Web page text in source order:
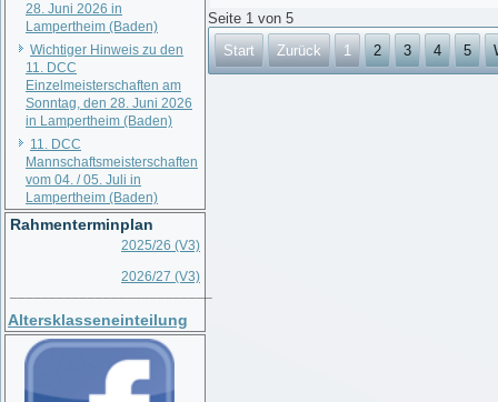
28. Juni 2026 in
Lampertheim (Baden)
Wichtiger Hinweis zu den
11. DCC
Einzelmeisterschaften am
Sonntag, den 28. Juni 2026
in Lampertheim (Baden)
11. DCC
Mannschaftsmeisterschaften
vom 04. / 05. Juli in
Lampertheim (Baden)
Rahmenterminplan
2025/26 (V3)
2026/27 (V3)
Altersklasseneinteilung
Seite 1 von 5
Start
Zurück 1 2 3 4 5